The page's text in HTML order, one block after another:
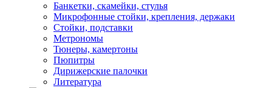
Банкетки, скамейки, стулья
Микрофонные стойки, крепления, держаки
Стойки, подставки
Метрономы
Тюнеры, камертоны
Пюпитры
Дирижерские палочки
Литература